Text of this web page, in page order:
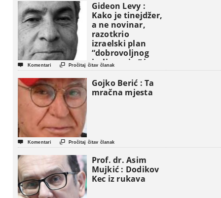
Gideon Levy :
Kako je tinejdžer,
a ne novinar,
razotkrio
izraelski plan
“dobrovoljnog
iseljavanja ” iz
Gaze
 Komentari  Pročitaj čitav članak
Gojko Berić : Ta
mračna mjesta
 Komentari  Pročitaj čitav članak
Prof. dr. Asim
Mujkić : Dodikov
Kec iz rukava